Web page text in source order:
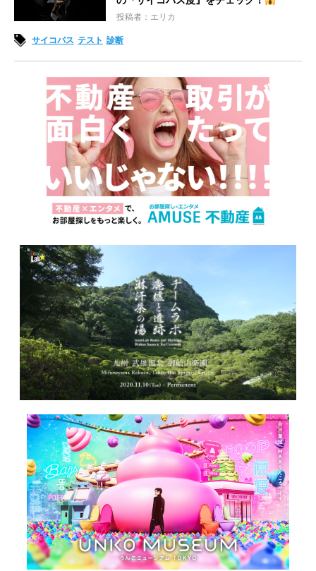
投稿者：エリカ
サイコパス テスト 診断